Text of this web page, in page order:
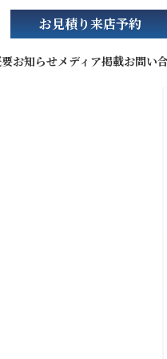
お知らせメディア掲載お問い
お見積り来店予約